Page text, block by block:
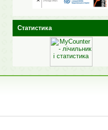
Статистика